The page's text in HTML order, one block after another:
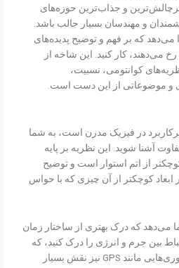
و جذاب‌ترین حوزه‌های
و مهندسان بسیار جالب باشد.
که بر فهم و توضیح پدیده‌های
می‌دهند، کار کنید. این شاخه از
کوانتومی، نسبیت،
و موضوعاتی از این دست است.
در فیزیک مدرن است، به شما
آشنا شوید. این نظریه بر پایه
از اتم استوار است و توضیح
کوچکتر از آن چیزی که با حواس
می‌دهد که درک بهتری از ساختار زمان
بین جرم و انرژی را درک کنید، که
این مفهوم اساسی در توسعه فناوری‌هایی مانند GPS نیز نقش بسیار